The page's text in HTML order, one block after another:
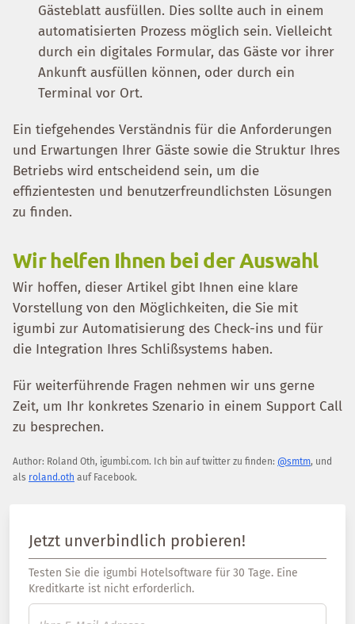
Gästeblatt ausfüllen. Dies sollte auch in einem
automatisierten Prozess möglich sein. Vielleicht
durch ein digitales Formular, das Gäste vor ihrer
Ankunft ausfüllen können, oder durch ein
Terminal vor Ort.
Ein tiefgehendes Verständnis für die Anforderungen
und Erwartungen Ihrer Gäste sowie die Struktur Ihres
Betriebs wird entscheidend sein, um die
effizientesten und benutzerfreundlichsten Lösungen
zu finden.
Wir helfen Ihnen bei der Auswahl
Wir hoffen, dieser Artikel gibt Ihnen eine klare
Vorstellung von den Möglichkeiten, die Sie mit
igumbi zur Automatisierung des Check-ins und für
die Integration Ihres Schlißsystems haben.
Für weiterführende Fragen nehmen wir uns gerne
Zeit, um Ihr konkretes Szenario in einem Support Call
zu besprechen.
Author: Roland Oth, igumbi.com. Ich bin auf twitter zu finden: @smtm, und
als roland.oth auf Facebook.
Jetzt unverbindlich probieren!
Testen Sie die igumbi Hotelsoftware für 30 Tage. Eine
Kreditkarte ist nicht erforderlich.